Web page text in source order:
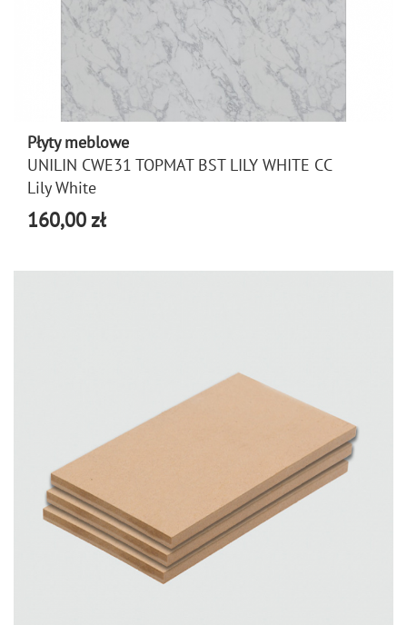
Płyty meblowe
UNILIN CWE31 TOPMAT BST LILY WHITE CC
Lily White
160,00 zł